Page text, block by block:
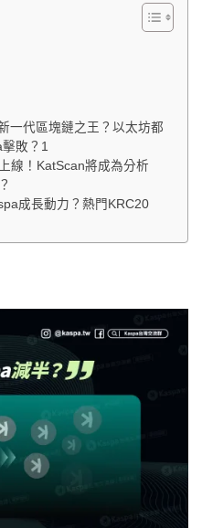
一代區塊鏈之王？以太坊都
敗？1
線！KatScan將成為分析
成長動力？熱門KRC20